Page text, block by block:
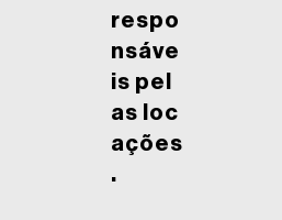
respo
nsáve
is pel
as loc
ações
.